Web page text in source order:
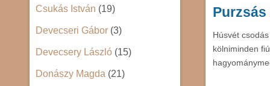
Húsvét
kölniminden
Csukás István (19)
Devecseri Gábor (3)
Devecsery László (15)
Donászy Magda (21)